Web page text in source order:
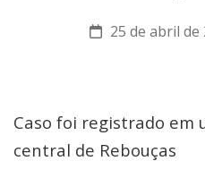
25 de abril de
Caso foi registrado em
central de Rebouças